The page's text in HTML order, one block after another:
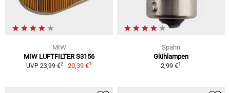
MIW
MIW LUFTFILTER S3156
UVP 23,99 €2 20,39 €1
Spahn
Glühlampen
2,99 €1